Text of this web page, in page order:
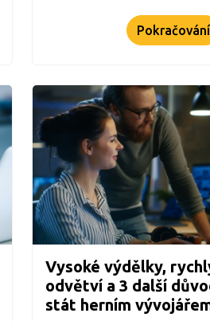
Pokračování
Vysoké výdělky,
odvětví a 3 další
stát herním